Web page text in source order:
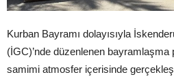
Kurban Bayramı dolayısıyla
(İGC)’nde düzenlenen bayramlaşma
samimi atmosfer içerisinde